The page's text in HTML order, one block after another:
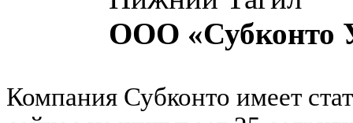
ООО «Субконто
Компания Субконто имеет